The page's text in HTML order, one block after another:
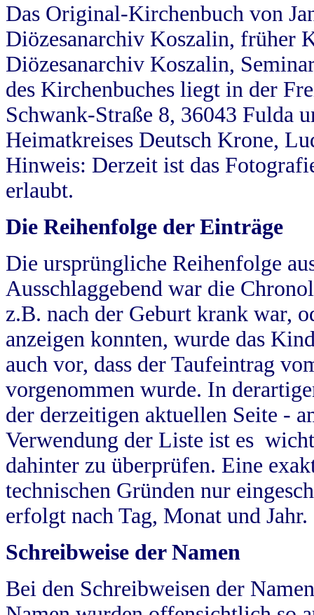
Das Original-Kirchenbuch von
Diözesanarchiv Koszalin, früher
Diözesanarchiv Koszalin,
des Kirchenbuches liegt in der
Schwank-Straße 8, 36043 Fulda
Heimatkreises Deutsch Krone,
Hinweis: Derzeit ist das
erlaubt.
Die Reihenfolge der Einträge
Die ursprüngliche Reihenfolge
Ausschlaggebend war die
z.B. nach der Geburt krank war,
anzeigen konnten, wurde das
auch vor, dass der Taufeintrag
vorgenommen wurde. In
der derzeitigen aktuellen Seite -
Verwendung der Liste ist es
dahinter zu überprüfen. Eine
technischen Gründen nur
erfolgt nach Tag, Monat und Jahr.
Schreibweise der Namen
Bei den Schreibweisen der